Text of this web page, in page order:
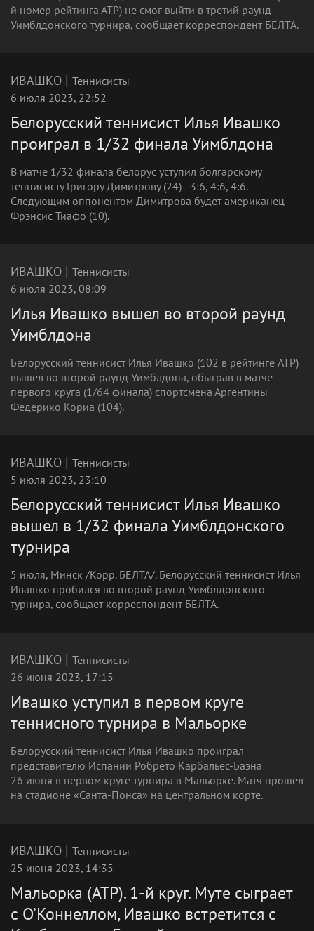
й номер рейтинга АТР) не смог выйти в третий раунд
Уимблдонского турнира, сообщает корреспондент БЕЛТА.
ИВАШКО | Теннисисты
6 июля 2023, 22:52
Белорусский теннисист Илья Ивашко
проиграл в 1/32 финала Уимблдона
В матче 1/32 финала белорус уступил болгарскому
теннисисту Григору Димитрову (24) - 3:6, 4:6, 4:6.
Следующим оппонентом Димитрова будет американец
Фрэнсис Тиафо (10).
ИВАШКО | Теннисисты
6 июля 2023, 08:09
Илья Ивашко вышел во второй раунд
Уимблдона
Белорусский теннисист Илья Ивашко (102 в рейтинге ATP)
вышел во второй раунд Уимблдона, обыграв в матче
первого круга (1/64 финала) спортсмена Аргентины
Федерико Кориа (104).
ИВАШКО | Теннисисты
5 июля 2023, 23:10
Белорусский теннисист Илья Ивашко
вышел в 1/32 финала Уимблдонского
турнира
5 июля, Минск /Корр. БЕЛТА/. Белорусский теннисист Илья
Ивашко пробился во второй раунд Уимблдонского
турнира, сообщает корреспондент БЕЛТА.
ИВАШКО | Теннисисты
26 июня 2023, 17:15
Ивашко уступил в первом круге
теннисного турнира в Мальорке
Белорусский теннисист Илья Ивашко проиграл
представителю Испании Робрето Карбальес-Баэна
26 июня в первом круге турнира в Мальорке. Матч прошел
на стадионе «Санта-Понса» на центральном корте.
ИВАШКО | Теннисисты
25 июня 2023, 14:35
Мальорка (ATP). 1-й круг. Муте сыграет
с О’Коннеллом, Ивашко встретится с